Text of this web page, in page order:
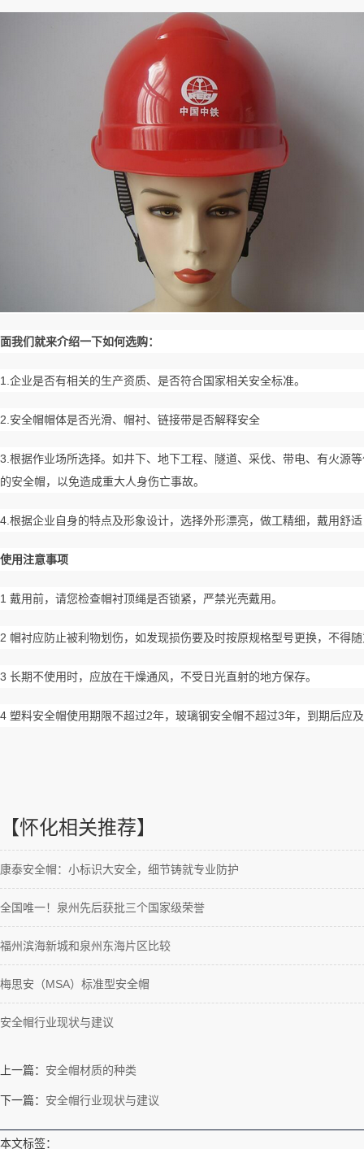
面我们就来介绍一下如何选购：
1.企业是否有相关的生产资质、是否符合国家相关安全标准。
2.安全帽帽体是否光滑、帽衬、链接带是否解释安全
3.根据作业场所选择。如井下、地下工程、隧道、采伐、带电、有火源
的安全帽，以免造成重大人身伤亡事故。
4.根据企业自身的特点及形象设计，选择外形漂亮，做工精细，戴用舒
使用注意事项
1 戴用前，请您检查帽衬顶绳是否锁紧，严禁光壳戴用。
2 帽衬应防止被利物划伤，如发现损伤要及时按原规格型号更换，不得
3 长期不使用时，应放在干燥通风，不受日光直射的地方保存。
4 塑料安全帽使用期限不超过2年，玻璃钢安全帽不超过3年，到期后应
【怀化相关推荐】
康泰安全帽：小标识大安全，细节铸就专业防护
全国唯一！泉州先后获批三个国家级荣誉
福州滨海新城和泉州东海片区比较
梅思安（MSA）标准型安全帽
安全帽行业现状与建议
上一篇： 安全帽材质的种类
下一篇： 安全帽行业现状与建议
本文标签：